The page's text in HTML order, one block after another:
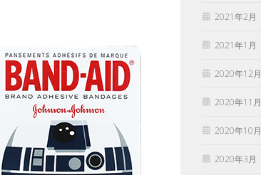
2021年2月
2021年1月
2020年12月
2020年11月
2020年10月
2020年3月